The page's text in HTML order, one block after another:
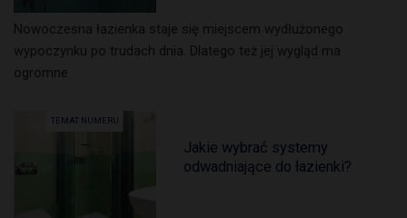
Nowoczesna łazienka staje się miejscem wydłużonego
wypoczynku po trudach dnia. Dlatego też jej wygląd ma
ogromne
TEMAT NUMERU
Jakie wybrać systemy
odwadniające do łazienki?